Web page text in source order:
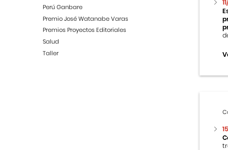
Perú Ganbare
Premio José Watanabe Varas
Premios Proyectos Editoriales
Salud
Taller